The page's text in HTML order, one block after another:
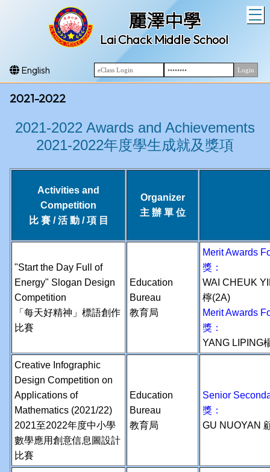
麗澤中學
Lai Chack Middle School
English
2021-2022
2021-2022 Awards and Achievements
2021-2022年度學生成就及獎項
Activities and
Competition
比 賽 / 活 動 / 項 目
Organizer
主 辦 單 位
"Start the Day Full of
Energy" Slogan Design
Competition
「每天好精神」標語創作
比賽
Education
Bureau
教育局
Merit Awards
獎：
WAI CHEUK
檸(2A)
Merit Awards
獎：
YANG LIPING
Creative Infographic
Design Competition on
Applications of
Mathematics (2021/22)
2021至2022年度中小學
數學應用創意信息圖設計
比賽
Education
Bureau
教育局
Senior
獎：
GU NUOYAN